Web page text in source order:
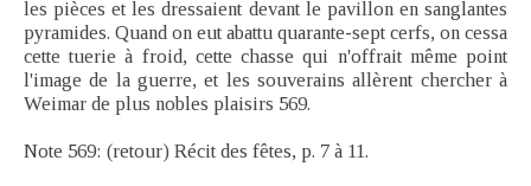
les pièces et les dressaient devant le pavillon en sanglantes
pyramides. Quand on eut abattu quarante-sept cerfs, on cessa
cette tuerie à froid, cette chasse qui n'offrait même point
l'image de la guerre, et les souverains allèrent chercher à
Weimar de plus nobles plaisirs 569.
Note 569: (retour) Récit des fêtes, p. 7 à 11.